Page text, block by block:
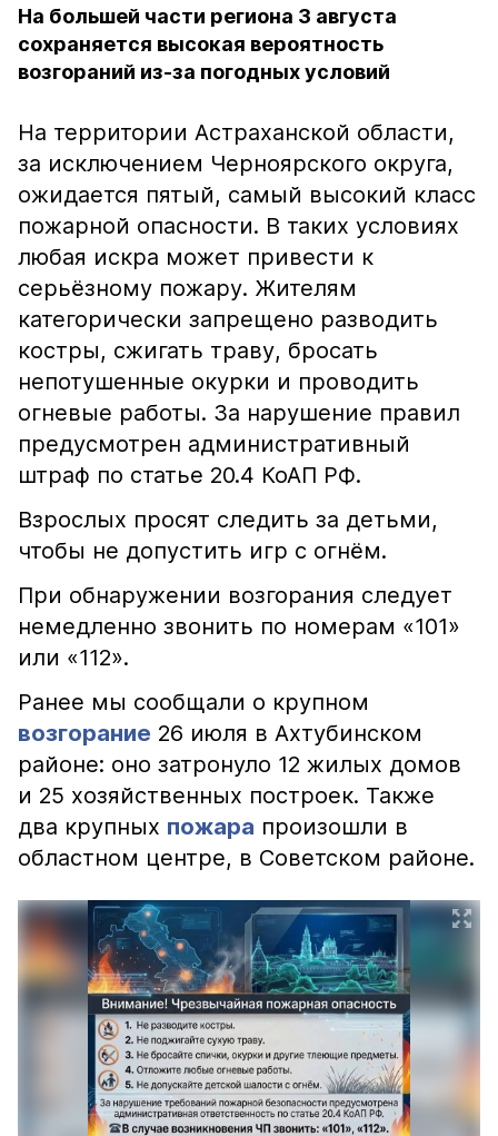
На большей части региона 3 августа
сохраняется высокая вероятность
возгораний из-за погодных условий
На территории Астраханской области,
за исключением Черноярского округа,
ожидается пятый, самый высокий класс
пожарной опасности. В таких условиях
любая искра может привести к
серьёзному пожару. Жителям
категорически запрещено разводить
костры, сжигать траву, бросать
непотушенные окурки и проводить
огневые работы. За нарушение правил
предусмотрен административный
штраф по статье 20.4 КоАП РФ.
Взрослых просят следить за детьми,
чтобы не допустить игр с огнём.
При обнаружении возгорания следует
немедленно звонить по номерам «101»
или «112».
Ранее мы сообщали о крупном
возгорание 26 июля в Ахтубинском
районе: оно затронуло 12 жилых домов
и 25 хозяйственных построек. Также
два крупных пожара произошли в
областном центре, в Советском районе.